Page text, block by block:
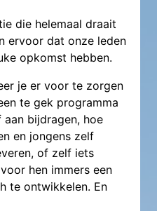
die helemaal draait
ervoor dat onze leden
opkomst hebben.
je er voor te zorgen
te gek programma
bijdragen, hoe
en jongens zelf
of zelf iets
hen immers een
te ontwikkelen. En